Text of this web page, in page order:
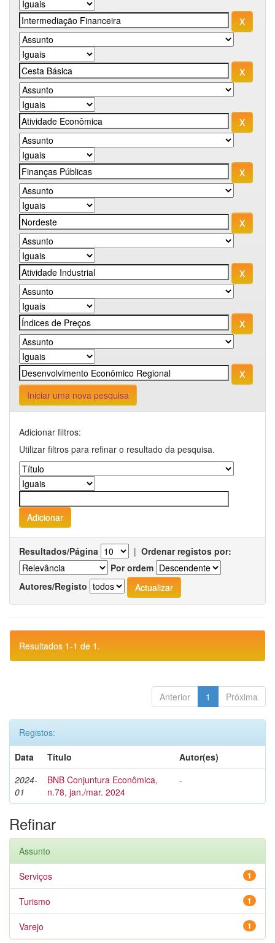
Iniciar uma nova pesquisa
Adicionar filtros:
Utilizar filtros para refinar o resultado da pesquisa.
Resultados/Página | Ordenar registos por:
Por ordem
Autores/Registo
Resultados 1-1 de 1.
Anterior 1 Próxima
Registos:
Data
Título
Autor(es)
2024-
01
BNB Conjuntura Econômica,
n.78, jan./mar. 2024
-
Refinar
Assunto
1
Serviços
1
Turismo
1
Varejo